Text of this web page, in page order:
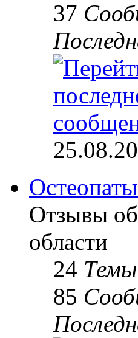
37
Отзывы об
области
24 Темы
85